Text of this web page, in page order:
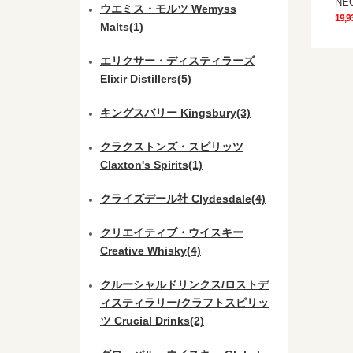
ウエミス・モルツ Wemyss
Malts(1)
エリクサー・ディスティラーズ
Elixir Distillers(5)
キングスバリー Kingsbury(3)
クラクストンズ・スピリッツ
Claxton's Spirits(1)
クライズデール社 Clydesdale(4)
クリエイティブ・ウイスキー
Creative Whisky(4)
クルーシャルドリンクス/ロストデ
ィスティラリー/クラフトスピリッ
ツ Crucial Drinks(2)